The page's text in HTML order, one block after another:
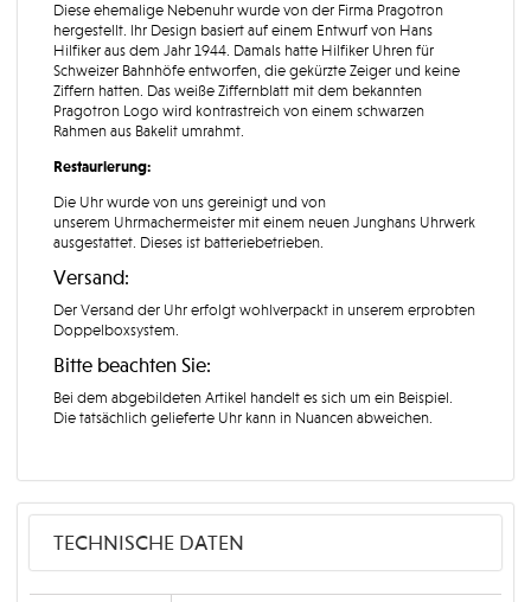
Diese ehemalige Nebenuhr wurde von der Firma Pragotron
hergestellt. Ihr Design basiert auf einem Entwurf von Hans
Hilfiker aus dem Jahr 1944. Damals hatte Hilfiker Uhren für
Schweizer Bahnhöfe entworfen, die gekürzte Zeiger und keine
Ziffern hatten. Das weiße Ziffernblatt mit dem bekannten
Pragotron Logo wird kontrastreich von einem schwarzen
Rahmen aus Bakelit umrahmt.
Restaurierung:
Die Uhr wurde von uns gereinigt und von
unserem Uhrmachermeister mit einem neuen Junghans Uhrwerk
ausgestattet. Dieses ist batteriebetrieben.
Versand:
Der Versand der Uhr erfolgt wohlverpackt in unserem erprobten
Doppelboxsystem.
Bitte beachten Sie:
Bei dem abgebildeten Artikel handelt es sich um ein Beispiel.
Die tatsächlich gelieferte Uhr kann in Nuancen abweichen.
TECHNISCHE DATEN